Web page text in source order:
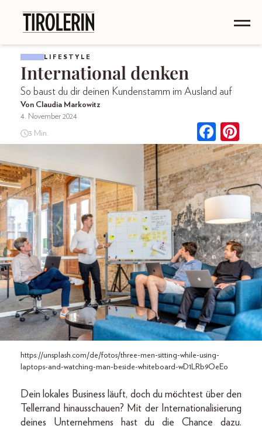
LIFESTYLE
International denken
So baust du dir deinen Kundenstamm im Ausland auf
Von Claudia Markowitz
4. November 2024
3 Min.
https://unsplash.com/de/fotos/three-men-sitting-while-using-
laptops-and-watching-man-beside-whiteboard-wD1LRb9OeEo
Dein lokales Business läuft, doch du möchtest über den
Tellerrand hinausschauen? Mit der Internationalisierung
deines Unternehmens hast du die Chance dazu.